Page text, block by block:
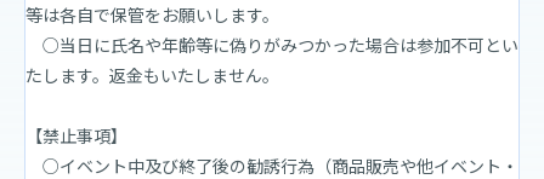
等は各自で保管をお願いします。
○当日に氏名や年齢等に偽りがみつかった場合は参加不可とい
たします。返金もいたしません。
【禁止事項】
○イベント中及び終了後の勧誘行為（商品販売や他イベント・